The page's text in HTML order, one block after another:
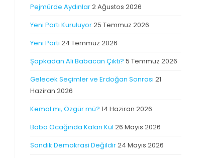
Pejmürde Aydınlar2 Ağustos 2026
Yeni Parti Kuruluyor25 Temmuz 2026
Yeni Parti 24 Temmuz 2026
Şapkadan Ali Babacan Çıktı? 5 Temmuz 2026
Gelecek Seçimler ve Erdoğan Sonrası 21
Haziran 2026
Kemal mi, Özgür mü? 14 Haziran 2026
Baba Ocağında Kalan Kül 26 Mayıs 2026
Sandık Demokrasi Değildir24 Mayıs 2026